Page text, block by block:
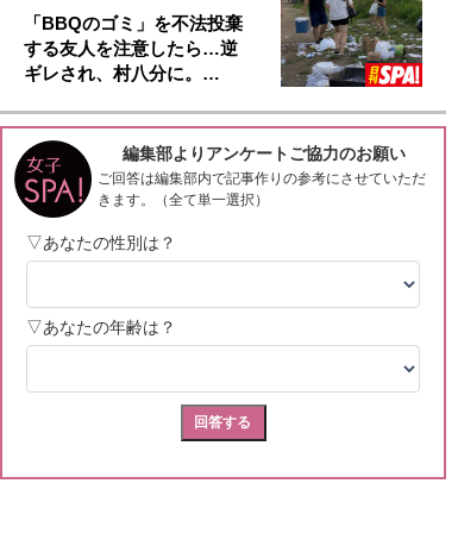
「BBQのゴミ」を不法投棄
する友人を注意したら…逆
ギレされ、村八分に。…